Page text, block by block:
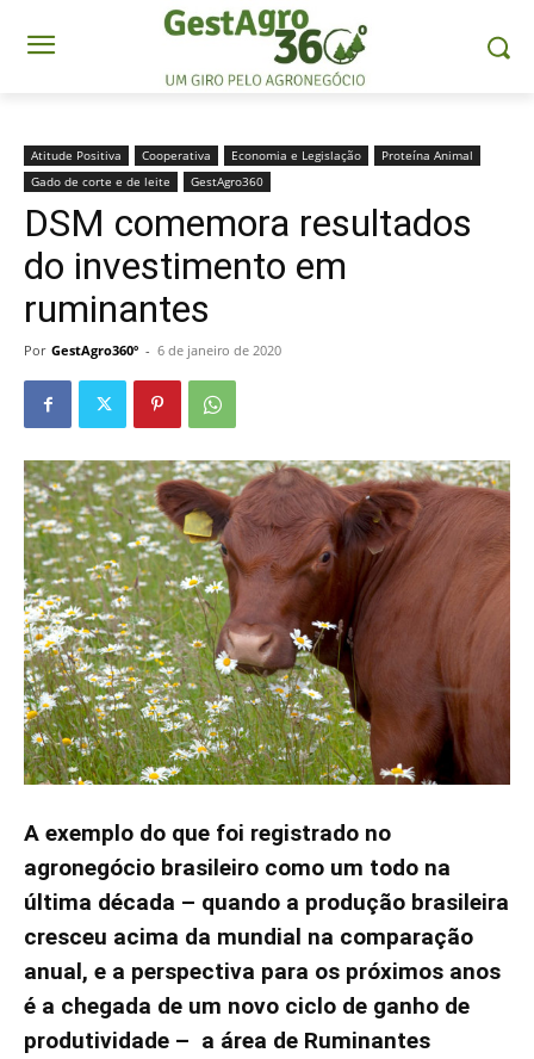
Atitude Positiva Cooperativa Economia e Legislação
Proteína Animal
Gado de corte e de leite
GestAgro360
DSM comemora resultados
do investimento em
ruminantes
Por GestAgro360º - 6 de janeiro de 2020
A exemplo do que foi registrado no
agronegócio brasileiro como um todo na
última década – quando a produção brasileira
cresceu acima da mundial na comparação
anual, e a perspectiva para os próximos anos
é a chegada de um novo ciclo de ganho de
produtividade – a área de Ruminantes